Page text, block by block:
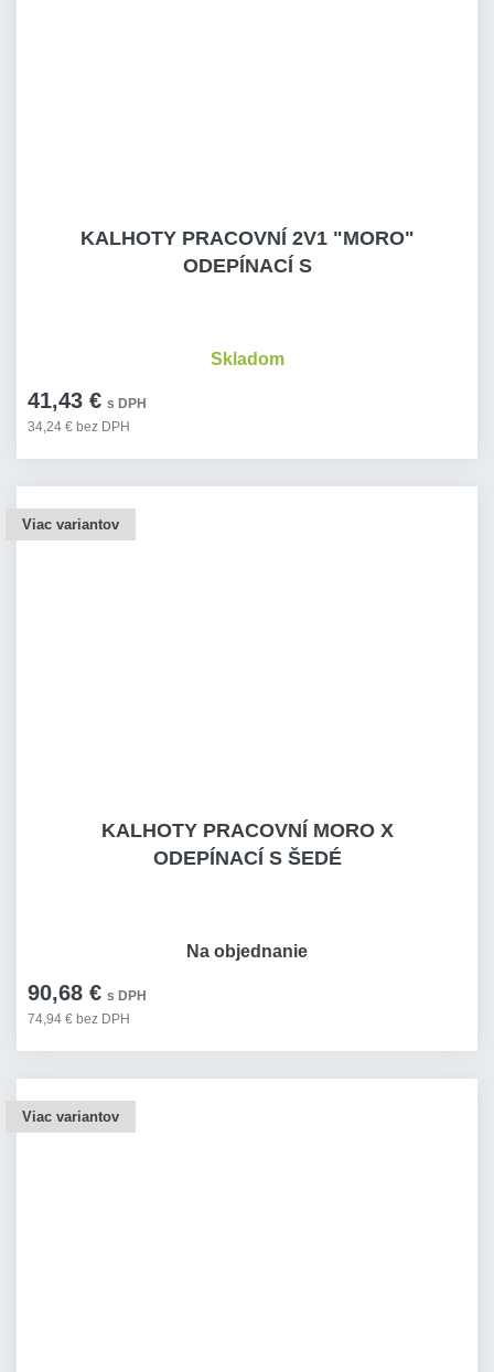
KALHOTY PRACOVNÍ 2V1 "MORO"
ODEPÍNACÍ S
41,43 € s DPH
34,24 € bez DPH
Skladom
Viac variantov
KALHOTY PRACOVNÍ MORO X
ODEPÍNACÍ S ŠEDÉ
90,68 € s DPH
74,94 € bez DPH
Na objednanie
Viac variantov